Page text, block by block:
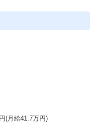
(月給41.7万円)